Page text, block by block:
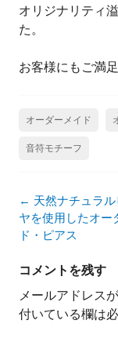
オリジナリティ
た。
お客様にもご満
オーダーメイド
音符モチーフ
投
稿
ナ
ゲ
シ
ョ
← 天然ナチュラ
ヤを使用したオー
ド・ピアス
コメントを残す
メールアドレス
付いている欄は